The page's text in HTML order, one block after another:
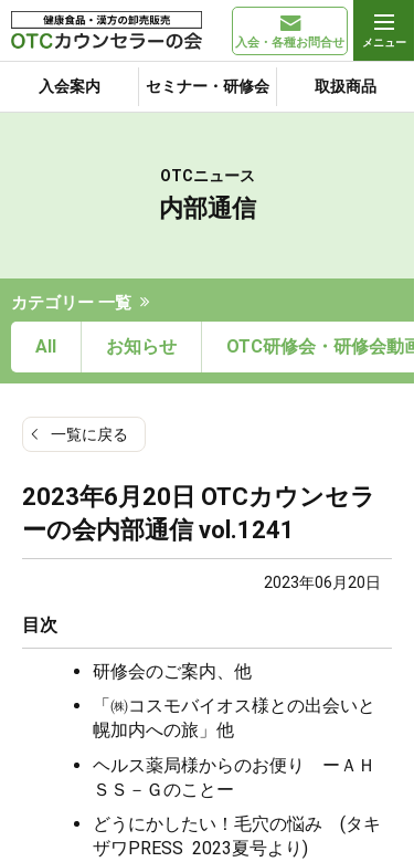
入会・各種お問合せ
入会案内 セミナー・研修会 取扱商品
OTCニュース
内部通信
カテゴリー 一覧
All お知らせ OTC研修会・研修会動画
一覧に戻る
2023年6月20日 OTCカウンセラ
ーの会内部通信 vol.1241
2023年06月20日
目次
研修会のご案内、他
「㈱コスモバイオス様との出会いと
幌加内への旅」他
ヘルス薬局様からのお便り ーＡＨ
ＳＳ－Ｇのことー
どうにかしたい！毛穴の悩み (タキ
ザワPRESS 2023夏号より)